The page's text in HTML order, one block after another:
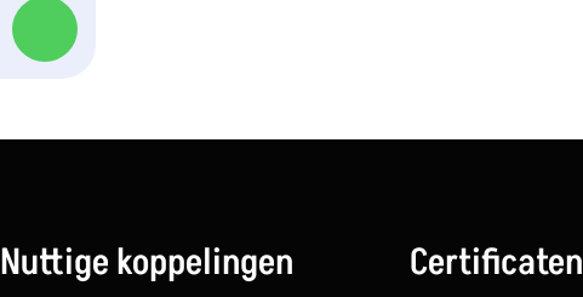
Nuttige koppelingen Certificaten